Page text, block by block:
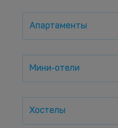
Апартаменты
Мини-отели
Хостелы